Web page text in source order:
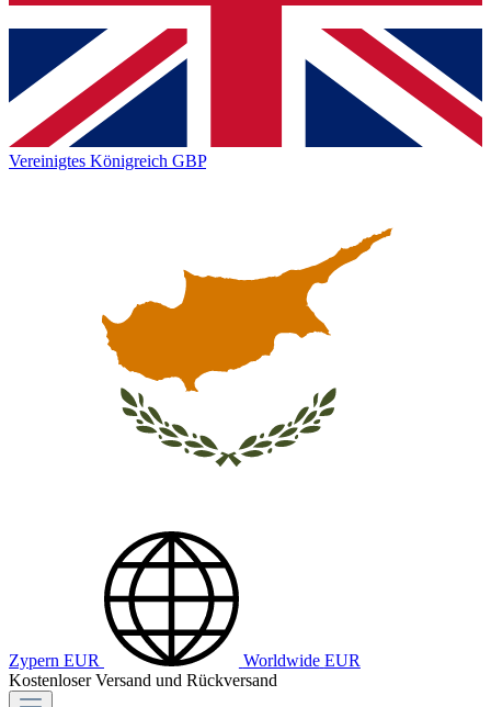
Vereinigtes Königreich GBP
Zypern EUR Worldwide EUR
Kostenloser Versand und Rückversand